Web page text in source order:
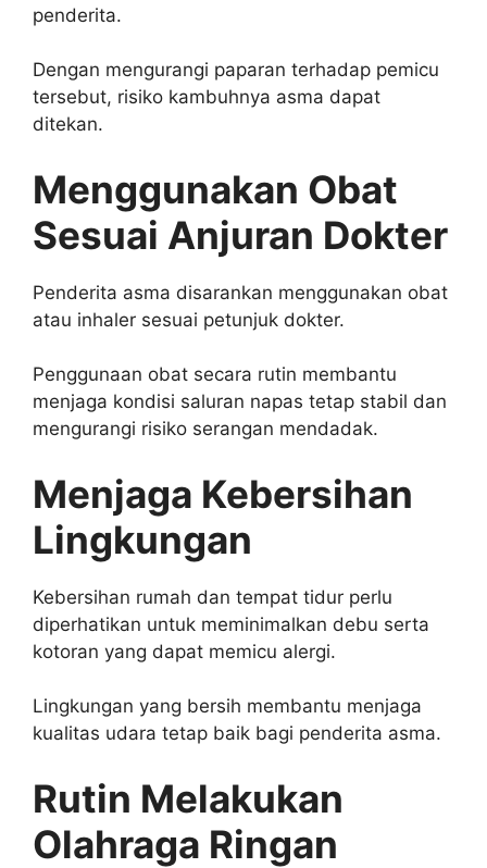
penderita.
Dengan mengurangi paparan terhadap pemicu
tersebut, risiko kambuhnya asma dapat
ditekan.
Menggunakan Obat
Sesuai Anjuran Dokter
Penderita asma disarankan menggunakan obat
atau inhaler sesuai petunjuk dokter.
Penggunaan obat secara rutin membantu
menjaga kondisi saluran napas tetap stabil dan
mengurangi risiko serangan mendadak.
Menjaga Kebersihan
Lingkungan
Kebersihan rumah dan tempat tidur perlu
diperhatikan untuk meminimalkan debu serta
kotoran yang dapat memicu alergi.
Lingkungan yang bersih membantu menjaga
kualitas udara tetap baik bagi penderita asma.
Rutin Melakukan
Olahraga Ringan